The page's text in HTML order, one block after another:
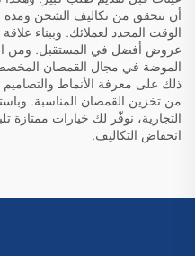
أن تتحقق من تكاليف الشحن ومدة
الوقت المحدد لعملائك. وببناء
عروض أفضل في المستقبل. ومن
الموضة في مجال القمصان
ذلك على معرفة الأنماط والتصاميم
من تخزين القمصان المناسبة.
التجارية، نوفّر لك خيارات ممتازة
انخفاض التكاليف.